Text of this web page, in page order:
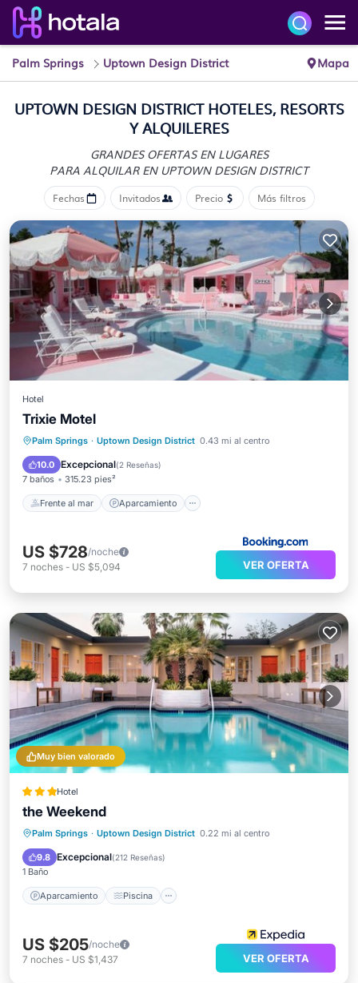
Palm Springs Uptown Design District Mapa
UPTOWN DESIGN DISTRICT HOTELES, RESORTS
Y ALQUILERES
GRANDES OFERTAS EN LUGARES
PARA ALQUILAR EN UPTOWN DESIGN DISTRICT
Fechas Invitados Precio Más filtros
Hotel
Trixie Motel
Palm Springs · Uptown Design District 0.43 mi al centro
10.0 Excepcional(2 Reseñas)
7 baños 315.23 pies²
Frente al mar Aparcamiento
Frente al mar Aparcamiento
Piscina
Vista al mar
US $728/noche
7 noches - US $5,094 VER OFERTA
Muy bien valorado
Hotel
the Weekend
Palm Springs · Uptown Design District 0.22 mi al centro
9.8 Excepcional(212 Reseñas)
1 Baño
Aparcamiento Piscina
Aparcamiento
Piscina
Balcón/Terraza
US $205/noche
7 noches - US $1,437 VER OFERTA